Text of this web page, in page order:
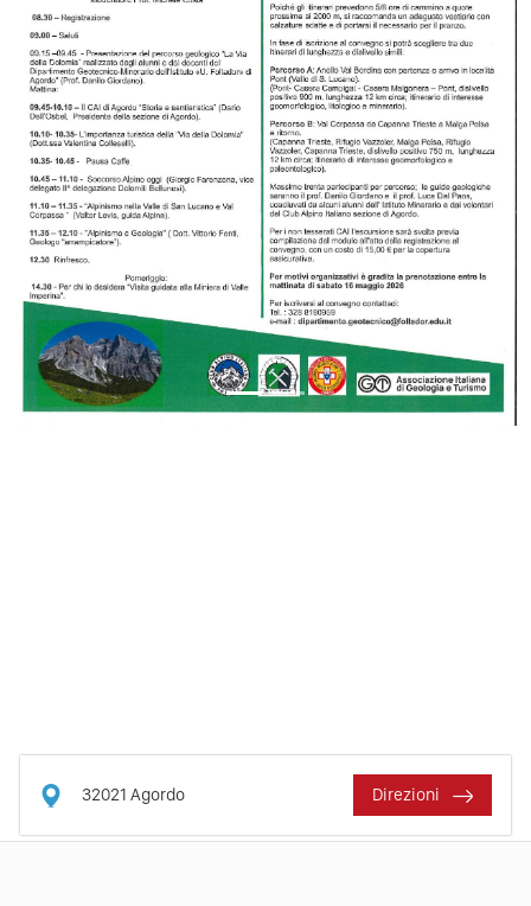
Previous Next
32021 Agordo Direzioni